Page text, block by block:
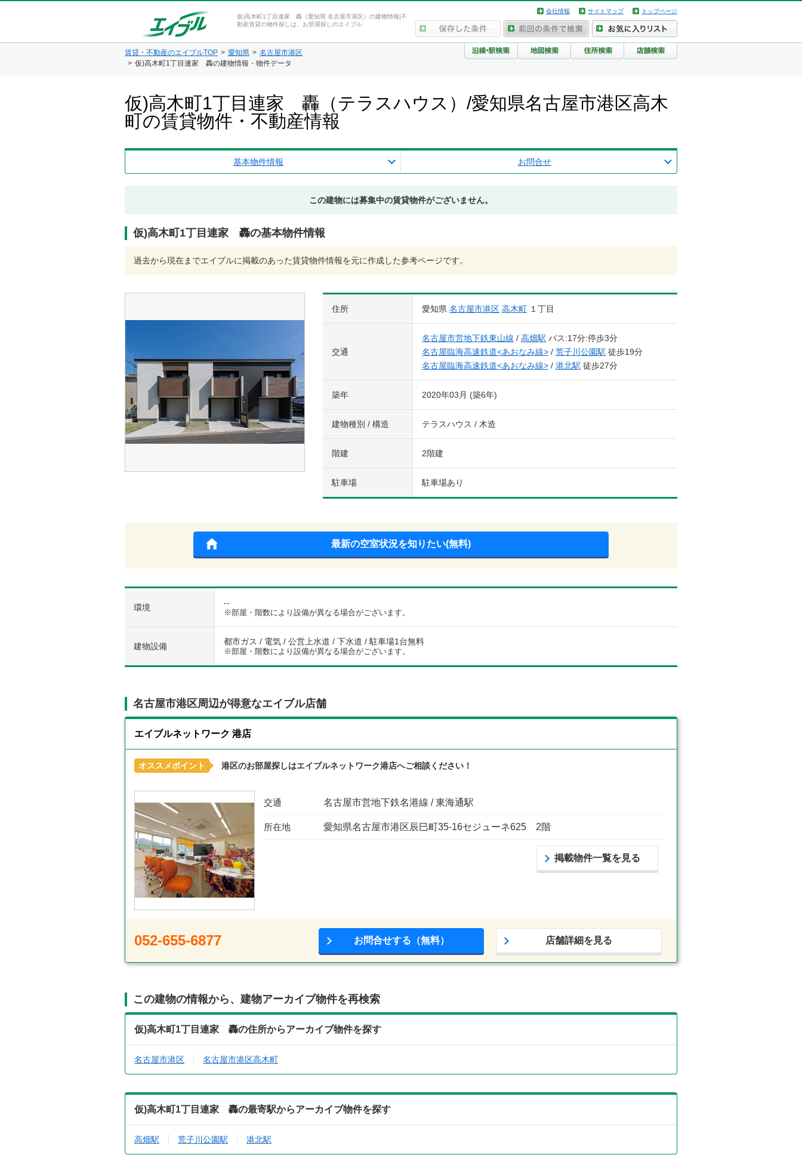
仮)高木町1丁目連家 轟（愛知県 名古屋市港区）の建物情報|不
動産賃貸の物件探しは、お部屋探しのエイブル
会社情報 サイトマップ トップページ
賃貸・不動産のエイブルTOP 愛知県
名古屋市港区
仮)高木町1丁目連家 轟の建物情報・物件データ
仮)高木町1丁目連家 轟（テラスハウス）/愛知県名古屋市港区高木
町の賃貸物件・不動産情報
基本物件情報 お問合せ
この建物には募集中の賃貸物件がございません。
仮)高木町1丁目連家 轟の基本物件情報
過去から現在までエイブルに掲載のあった賃貸物件情報を元に作成した参考ページです。
住所 愛知県 名古屋市港区 高木町 １丁目
交通
名古屋市営地下鉄東山線 / 高畑駅 バス:17分:停歩3分
名古屋臨海高速鉄道<あおなみ線> / 荒子川公園駅 徒歩19分
名古屋臨海高速鉄道<あおなみ線> / 港北駅 徒歩27分
築年 2020年03月 (築6年)
建物種別 / 構造 テラスハウス / 木造
階建 2階建
駐車場 駐車場あり
最新の空室状況を知りたい(無料)
環境 --
※部屋・階数により設備が異なる場合がございます。
建物設備 都市ガス / 電気 / 公営上水道 / 下水道 / 駐車場1台無料
※部屋・階数により設備が異なる場合がございます。
名古屋市港区周辺が得意なエイブル店舗
エイブルネットワーク 港店
オススメポイント 港区のお部屋探しはエイブルネットワーク港店へご相談ください！
交通 名古屋市営地下鉄名港線 / 東海通駅
所在地 愛知県名古屋市港区辰巳町35-16セジューネ625 2階
掲載物件一覧を見る
052-655-6877 お問合せする（無料） 店舗詳細を見る
この建物の情報から、建物アーカイブ物件を再検索
仮)高木町1丁目連家 轟の住所からアーカイブ物件を探す
名古屋市港区 名古屋市港区高木町
仮)高木町1丁目連家 轟の最寄駅からアーカイブ物件を探す
高畑駅 荒子川公園駅 港北駅